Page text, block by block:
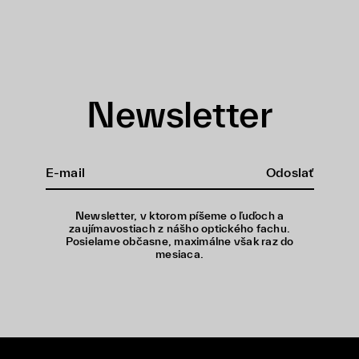
Newsletter
Odoslať
Newsletter, v ktorom píšeme o ľuďoch a
zaujímavostiach z nášho optického fachu.
Posielame občasne, maximálne však raz do
mesiaca.